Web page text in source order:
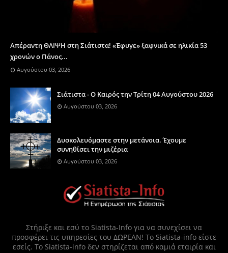
Απέραντη ΘΛΙΨΗ στη Σιάτιστα! «Έφυγε» ξαφνικά σε ηλικία 53
χρονών ο Πάνος...
Αυγούστου 03, 2026
Σιάτιστα - Ο Καιρός την Τρίτη 04 Αυγούστου 2026
Αυγούστου 03, 2026
Δυσκολευόμαστε στην μετάνοια. Έχουμε
συνηθίσει την μιζέρια
Αυγούστου 03, 2026
Στήριξε και εσύ το Siatista-Info για να συνεχίσει να
προσφέρει τις υπηρεσίες του ΔΩΡΕΑΝ! Το Siatista-info είστε
εσείς. Το Siatista-info δεν στηρίζεται από καμιά εταιρία και